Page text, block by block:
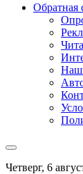
Обратная
Четверг, 6